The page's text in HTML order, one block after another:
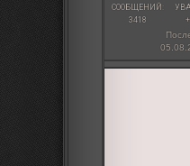
СООБЩЕНИЙ:
3418